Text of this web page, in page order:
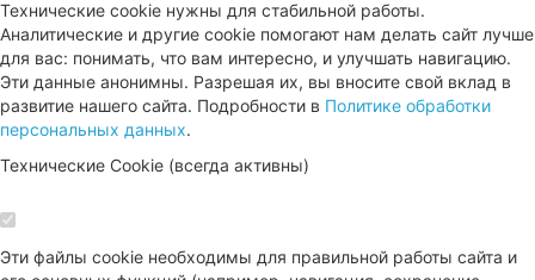
Технические cookie нужны для стабильной работы.
Аналитические и другие cookie помогают нам делать сайт лучше
для вас: понимать, что вам интересно, и улучшать навигацию.
Эти данные анонимны. Разрешая их, вы вносите свой вклад в
развитие нашего сайта. Подробности в Политике обработки
персональных данных.
Технические Cookie (всегда активны)
Эти файлы cookie необходимы для правильной работы сайта и